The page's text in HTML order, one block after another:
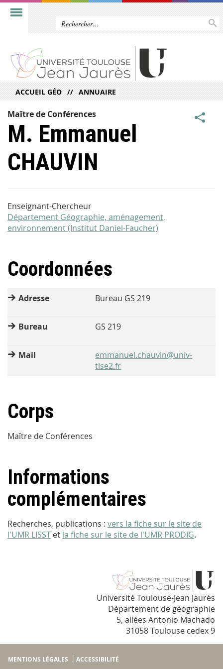
ACCUEIL GÉO ANNUAIRE
Maître de Conférences
M. Emmanuel
CHAUVIN
Enseignant-Chercheur
Département Géographie, aménagement,
environnement (Institut Daniel-Faucher)
Coordonnées
Adresse Bureau GS 219
Bureau GS 219
Mail
emmanuel.chauvin@univ-
tlse2.fr
Corps
Maître de Conférences
Informations
complémentaires
Recherches, publications : vers la fiche sur le site de
l'UMR LISST et la fiche sur le site de l'UMR PRODIG.
Université Toulouse-Jean Jaurès
Département de géographie
5, allées Antonio Machado
31058 Toulouse cedex 9
MENTIONS LÉGALES ACCESSIBILITÉ